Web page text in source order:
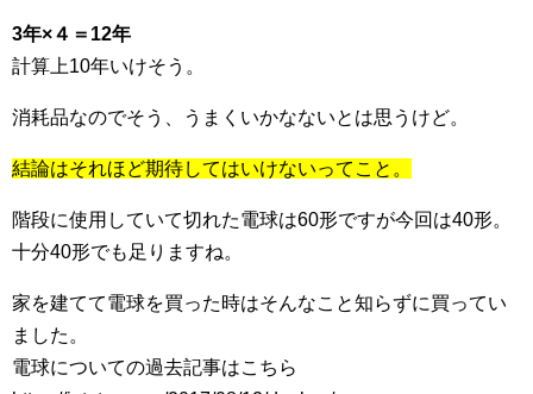
3年×４＝12年
計算上10年いけそう。
消耗品なのでそう、うまくいかなないとは思うけど。
結論はそれほど期待してはいけないってこと。
階段に使用していて切れた電球は60形ですが今回は40形。
十分40形でも足りますね。
家を建てて電球を買った時はそんなこと知らずに買ってい
ました。
電球についての過去記事はこちら